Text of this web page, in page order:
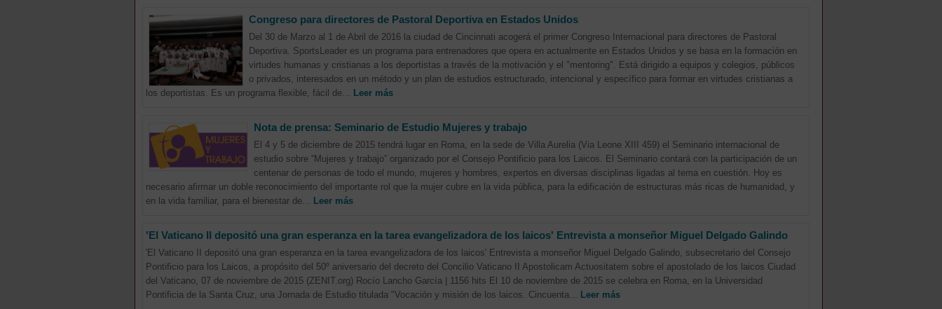
Congreso para directores de Pastoral Deportiva en Estados Unidos
Del 30 de Marzo al 1 de Abril de 2016 la ciudad de Cincinnati acogerá el primer Congreso Internacional para directores de Pastoral
Deportiva. SportsLeader es un programa para entrenadores que opera en actualmente en Estados Unidos y se basa en la formación en
virtudes humanas y cristianas a los deportistas a través de la motivación y el "mentoring". Está dirigido a equipos y colegios, públicos
o privados, interesados ​​en un método y un plan de estudios estructurado, intencional y específico para formar en virtudes cristianas a
los deportistas. Es un programa flexible, fácil de... Leer más
Nota de prensa: Seminario de Estudio Mujeres y trabajo
El 4 y 5 de diciembre de 2015 tendrá lugar en Roma, en la sede de Villa Aurelia (Via Leone XIII 459) el Seminario internacional de
estudio sobre “Mujeres y trabajo” organizado por el Consejo Pontificio para los Laicos. El Seminario contará con la participación de un
centenar de personas de todo el mundo, mujeres y hombres, expertos en diversas disciplinas ligadas al tema en cuestión. Hoy es
necesario afirmar un doble reconocimiento del importante rol que la mujer cubre en la vida pública, para la edificación de estructuras más ricas de humanidad, y
en la vida familiar, para el bienestar de... Leer más
'El Vaticano II depositó una gran esperanza en la tarea evangelizadora de los laicos' Entrevista a monseñor Miguel Delgado Galindo
'El Vaticano II depositó una gran esperanza en la tarea evangelizadora de los laicos' Entrevista a monseñor Miguel Delgado Galindo, subsecretario del Consejo
Pontificio para los Laicos, a propósito del 50º aniversario del decreto del Concilio Vaticano II Apostolicam Actuositatem sobre el apostolado de los laicos Ciudad
del Vaticano, 07 de noviembre de 2015 (ZENIT.org) Rocío Lancho García | 1156 hits El 10 de noviembre de 2015 se celebra en Roma, en la Universidad
Pontificia de la Santa Cruz, una Jornada de Estudio titulada "Vocación y misión de los laicos. Cincuenta... Leer más